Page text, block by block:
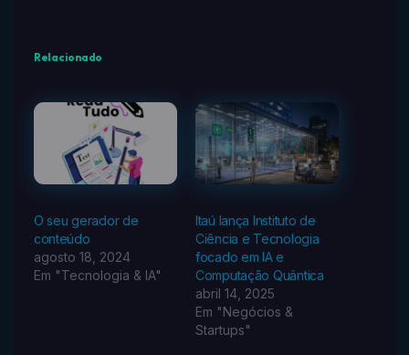
Relacionado
O seu gerador de
conteúdo
agosto 18, 2024
Em "Tecnologia & IA"
Itaú lança Instituto de
Ciência e Tecnologia
focado em IA e
Computação Quântica
abril 14, 2025
Em "Negócios &
Startups"